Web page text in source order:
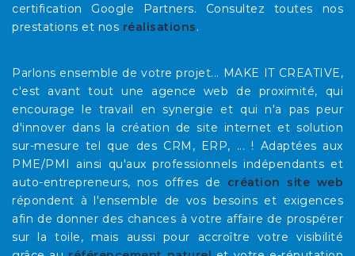
certification Google Partners. Consultez toutes nos
prestations et nos réalisations.
Parlons ensemble de votre projet... MAKE IT CREATIVE,
c'est avant tout une agence web de proximité, qui
encourage le travail en synergie et qui n'a pas peur
d'innover dans la création de site internet et solution
sur-mesure tel que des CRM, ERP, ... ! Adaptées aux
PME/PMI ainsi qu'aux professionnels indépendants et
auto-entrepreneurs, nos offres de création site web
répondent à l'ensemble de vos besoins et exigences
afin de donner des chances à votre affaire de prospérer
sur la toile, mais aussi pour accroître votre visibilité